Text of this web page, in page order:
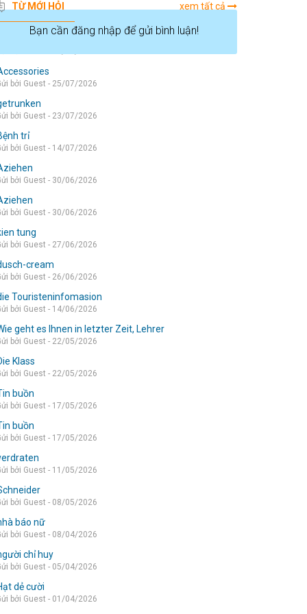
Bạn cần đăng nhập để gửi bình luận!
TỪ MỚI HỎI xem tất cả
die wohnung
bởi Guest - 25/07/2026
bởi Guest - 23/07/2026
trỉ
bởi Guest - 14/07/2026
bởi Guest - 30/06/2026
bởi Guest - 30/06/2026
tung
bởi Guest - 27/06/2026
cream
bởi Guest - 26/06/2026
Touristeninfomasion
bởi Guest - 14/06/2026
geht es Ihnen in letzter Zeit, Lehrer
bởi Guest - 22/05/2026
Klass
bởi Guest - 22/05/2026
buồn
bởi Guest - 17/05/2026
buồn
bởi Guest - 17/05/2026
bởi Guest - 11/05/2026
bởi Guest - 08/05/2026
báo nữ
bởi Guest - 08/04/2026
chỉ huy
bởi Guest - 05/04/2026
dẻ cười
bởi Guest - 01/04/2026